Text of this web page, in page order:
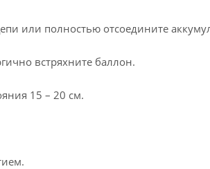
или полностью отсоедините
встряхните баллон.
15 – 20 см.